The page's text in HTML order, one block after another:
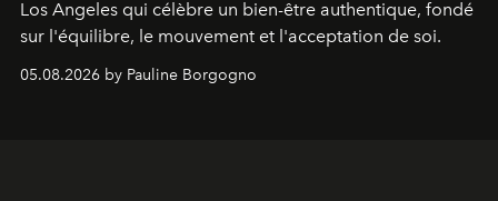
Los Angeles qui célèbre un bien-être authentique, fondé
sur l'équilibre, le mouvement et l'acceptation de soi.
05.08.2026 by Pauline Borgogno